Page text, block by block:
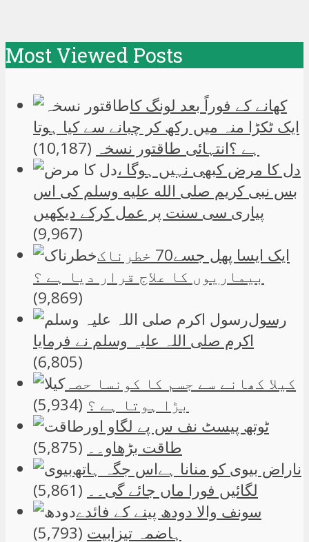
Most Viewed Posts
کھانے کے فوراً بعد لونگ کا
ایک ٹکڑا منہ میں رکھ کر چبانے سے کیا ہوتا
ہے ؟انتہائی طاقتور نسخہ (10,187)
دل کا مرض کبھی نہیں ہوگا ،
بس نبی کریم صلی الله علیه وسلم کی اس
پیاری سی سنت پر عمل کرکے دیکھیں
(9,967)
ایک ایسا پھل جسے70 خطرناک
بیماریوں کا علاج قرار دیا ہے ؟
(9,869)
رسول
اکرم صلی اللہ علیہ وسلم نے فرمایا
(6,805)
کیلا کھانے سے جسم کا کونسا حصہ
بڑا ہوتا ہے ؟ (5,934)
ٹوتھ پیسٹ نف س پے لگاو اور
طاقت بڑھاو۔۔ (5,875)
ناراض بیوی کو منانا ہےاس جگہ ہاتھ
لگائیں فورا ماں جائے گی۔۔ (5,861)
سونف والا دودھ پینے کے فائدے
ہاضمہ تیزابیت (5,793)